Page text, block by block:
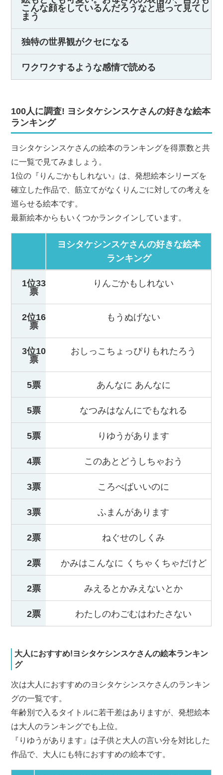
こんな顔をしているんだろうなと思って見てし
まう
独特の世界観がクセになる
ワクワクするような感情で読める
100人に調査! ヨシタケシンスケさんの好きな絵本
ランキング
ヨシタケシンスケさんの絵本のランキングを得票数と共
に一覧で見てみましょう。
1位の『りんごかもしれない』は、発想絵本シリーズを
確立した作品で、筋立てがなくりんごに対しての考えを
巡らせる絵本です。
最新絵本からもいくつかランクインしています。
ヨシタケシンスケさんの好きな絵本
ランキング
1位33
票
りんごかもしれない
2位16
票
もうぬげない
3位10
票
おしっこちょっぴりもれたろう
5票 あんなに あんなに
5票 なつみはなんにでもなれる
5票 りゆうがあります
4票 このあとどうしちゃおう
3票 ころべばいいのに
3票 ふまんがあります
2票 ねぐせのしくみ
2票 かみはこんなに くちゃくちゃだけど
2票 みえるとかみえないとか
2票 わたしのわごむはわたさない
大人におすすめ!ヨシタケシンスケさんの絵本ランキン
グ
次は大人におすすめのヨシタケシンスケさんのランキン
グの一覧です。
年齢別で入るタイトルに若干差はありますが、発想絵本
は大人のランキングでも上位。
『りゆうがあります』は子供と大人の言い分を対比した
作品で、大人にも特におすすめの絵本です。